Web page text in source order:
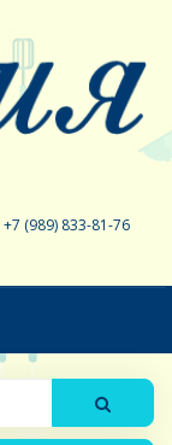
+7 (989) 833-81-76